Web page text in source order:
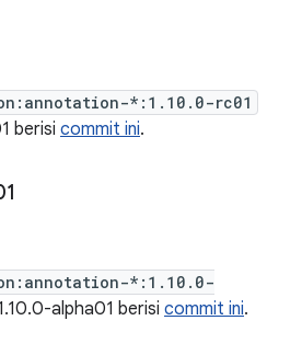
*:1.10.0-rc01
berisi commit ini.
*:1.10.0-
alpha01 berisi commit ini.